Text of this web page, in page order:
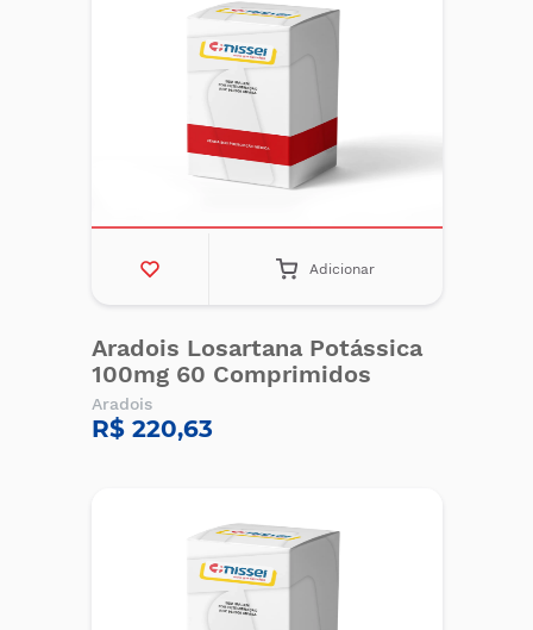
Adicionar
Aradois Losartana Potássica
100mg 60 Comprimidos
Aradois
R$ 220,63